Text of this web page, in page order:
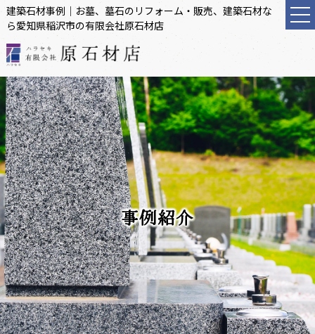
建築石材事例｜お墓、墓石のリフォーム・販売、建築石材な
ら愛知県稲沢市の有限会社原石材店
事例紹介